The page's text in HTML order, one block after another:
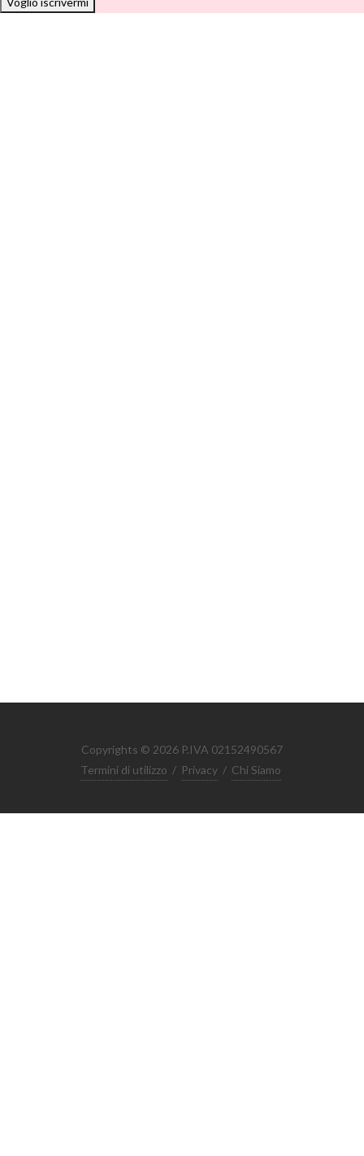
Copyrights © 2026 P.IVA 02152490567
Termini di utilizzo / Privacy / Chi Siamo